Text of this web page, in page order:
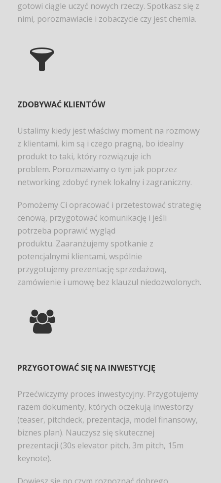
gotowi ciągle uczyć nowych rzeczy. Spotkasz się z
nimi, porozmawiacie i zobaczycie czy jest chemia.
ZDOBYWAĆ KLIENTÓW
Ustalimy kiedy jest właściwy moment na rozmowy
z klientami, kim są i czego pragną, bo idealny
produkt to taki, który rozwiązuje ich
problem. Porozmawiamy o tym jak poprzez
networking zdobyć rynek lokalny i zagraniczny.
Pomożemy Ci opracować i przetestować strategię
cenową, przygotować komunikację i jeśli
potrzeba poprawić wygląd
produktu. Zaaranżujemy spotkanie z
potencjalnymi klientami, wspólnie
przygotujemy prezentację sprzedażową,
zamówienie i umowę bez klauzul niedozwolonych.
PRZYGOTOWAĆ SIĘ NA INWESTYCJĘ
Przećwiczymy proces inwestycyjny. Przygotujemy
razem dokumenty, których oczekują inwestorzy
(teaser, pitchdeck, prezentacja, model finansowy,
biznes plan). Nauczysz się skutecznej
prezentacji (30s elevator pitch, 3m pitch, 15m
keynote).